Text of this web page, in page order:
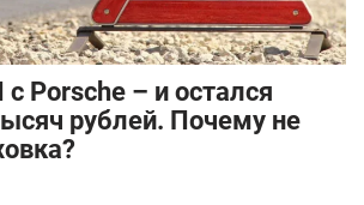
Porsche – и остался
рублей. Почему не